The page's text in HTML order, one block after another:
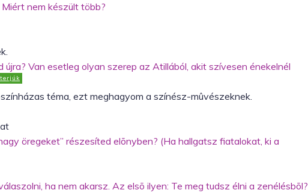
nem készült több?
Van esetleg olyan szerep az Atillából, akit szívesen énekelnél
téma, ezt meghagyom a színész-mûvészeknek.
öregeket” részesíted elõnyben? (Ha hallgatsz fiatalokat, ki a
ha nem akarsz. Az elsõ ilyen: Te meg tudsz élni a zenélésbõl?